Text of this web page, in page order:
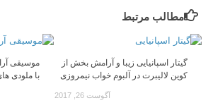
مطالب مرتبط
موسیقی
با ملودی
گیتار اسپانیایی زیبا و آرامش بخش از
کوین لالیبرت در آلبوم خواب نیمروزی
آگوست 26, 2017